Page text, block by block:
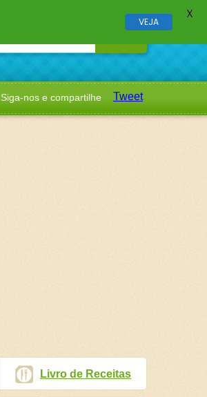
Siga-nos e compartilhe Tweet
Livro de Receitas
VEJA
X